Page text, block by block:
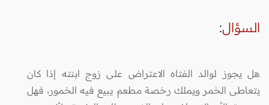
السؤال:
هل يجوز لوالد الفتاه الاعتراض على زوج ابنته إذا كان
يتعاطى الخمر ويملك رخصة مطعم يبيع فيه الخمور، فهل